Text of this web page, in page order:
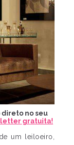
direto no seu
gratuita!
um leiloeiro,